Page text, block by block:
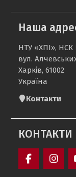
Наша
НТУ «ХПІ»,
вул.
Харків, 61002
Україна
Контакти
КОНТАКТИ